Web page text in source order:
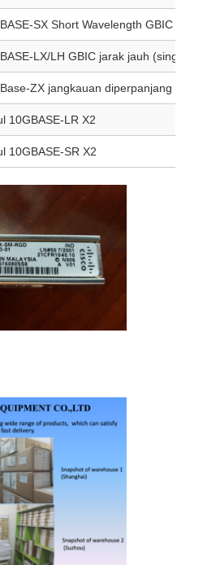
SX Short Wavelength GBIC
LX/LH GBIC jarak jauh
ZX jangkauan diperpanjang
10GBASE-LR X2
10GBASE-SR X2